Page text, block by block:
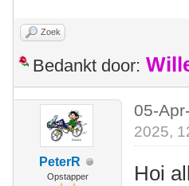
Zoek
Bedankt door:
PeterR
Opstapper
05-
2025,
Hoi